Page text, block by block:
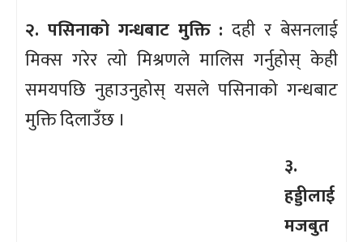
२. पसिनाको गन्धबाट मुक्ति :दही र बेसनलाई
मिक्स गरेर त्यो मिश्रणले मालिस गर्नुहोस् केही
समयपछि नुहाउनुहोस् यसले पसिनाको गन्धबाट
मुक्ति दिलाउँछ ।
३.
हड्डीलाई
मजबुत